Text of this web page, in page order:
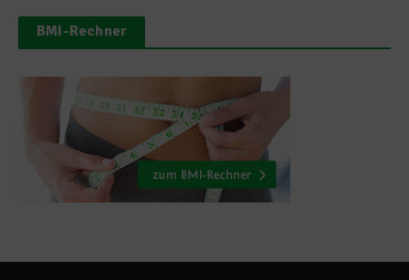
BMI-Rechner